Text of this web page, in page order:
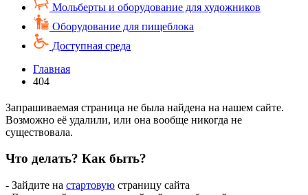
Мольберты и оборудование для художников
Оборудование для пищеблока
Доступная среда
Главная
404
Запрашиваемая страница не была найдена на нашем сайте.
Возможно её удалили, или она вообще никогда не
существовала.
Что делать? Как быть?
- Зайдите на стартовую страницу сайта